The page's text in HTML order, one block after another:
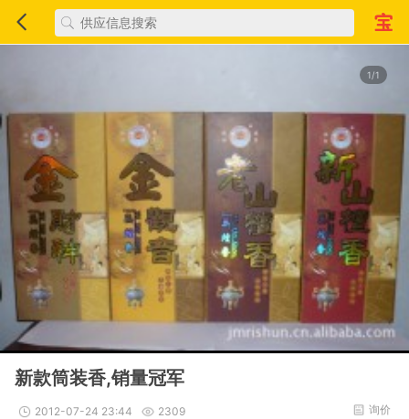
1/1
新款筒装香,销量冠军
2012-07-24 23:44 2309 询价